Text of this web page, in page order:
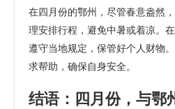
在四月份的鄂州，尽管春意盎然
理安排行程，避免中暑或着凉。
遵守当地规定，保管好个人财物
求帮助，确保自身安全。
结语：四月份，与鄂